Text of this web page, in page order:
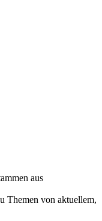
aus
Themen von aktuellem,